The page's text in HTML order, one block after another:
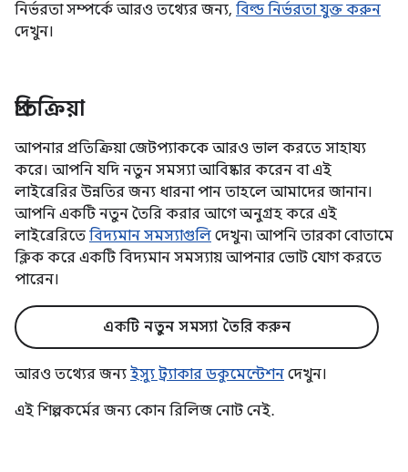
নির্ভরতা সম্পর্কে আরও তথ্যের জন্য, বিল্ড নির্ভরতা যুক্ত করুন
দেখুন।
প্রতিক্রিয়া
আপনার প্রতিক্রিয়া জেটপ্যাককে আরও ভাল করতে সাহায্য
করে। আপনি যদি নতুন সমস্যা আবিষ্কার করেন বা এই
লাইব্রেরির উন্নতির জন্য ধারনা পান তাহলে আমাদের জানান।
আপনি একটি নতুন তৈরি করার আগে অনুগ্রহ করে এই
লাইব্রেরিতে বিদ্যমান সমস্যাগুলি দেখুন৷ আপনি তারকা বোতামে
ক্লিক করে একটি বিদ্যমান সমস্যায় আপনার ভোট যোগ করতে
পারেন।
একটি নতুন সমস্যা তৈরি করুন
আরও তথ্যের জন্য ইস্যু ট্র্যাকার ডকুমেন্টেশন দেখুন।
এই শিল্পকর্মের জন্য কোন রিলিজ নোট নেই.